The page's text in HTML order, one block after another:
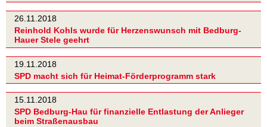
26.11.2018
Reinhold Kohls wurde für Herzenswunsch mit Bedburg-
Hauer Stele geehrt
19.11.2018
SPD macht sich für Heimat-Förderprogramm stark
15.11.2018
SPD Bedburg-Hau für finanzielle Entlastung der Anlieger
beim Straßenausbau